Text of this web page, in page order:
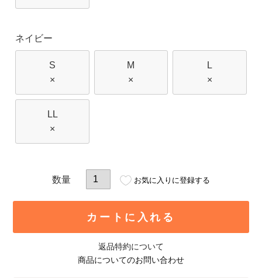
ネイビー
S
×
M
×
L
×
LL
×
お気に入りに登録する
カートに入れる
返品特約について
商品についてのお問い合わせ